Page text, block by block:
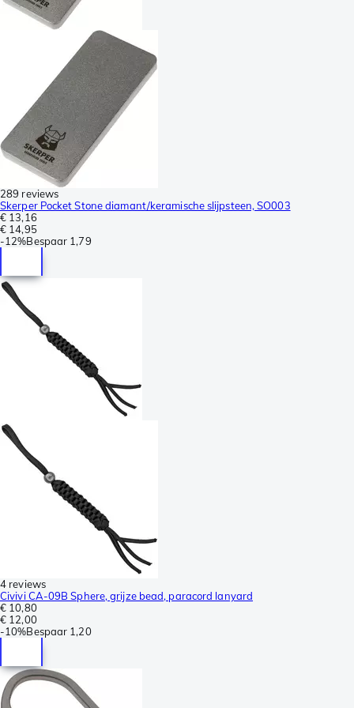
289 reviews
Skerper Pocket Stone diamant/keramische slijpsteen, SO003
€ 13,16
€ 14,95
-12%Bespaar 1,79
4 reviews
Civivi CA-09B Sphere, grijze bead, paracord lanyard
€ 10,80
€ 12,00
-10%Bespaar 1,20